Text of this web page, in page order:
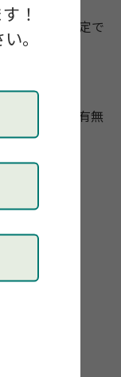
！
。
関しては未定で
(7)県士会の有無